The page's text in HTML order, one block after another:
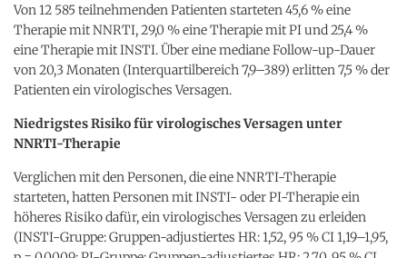
Von 12 585 teilnehmenden Patienten starteten 45,6 % eine
Therapie mit NNRTI, 29,0 % eine Therapie mit PI und 25,4 %
eine Therapie mit INSTI. Über eine mediane Follow-up-Dauer
von 20,3 Monaten (Interquartilbereich 7,9–389) erlitten 7,5 % der
Patienten ein virologisches Versagen.
Niedrigstes Risiko für virologisches Versagen unter
NNRTI-Therapie
Verglichen mit den Personen, die eine NNRTI-Therapie
starteten, hatten Personen mit INSTI- oder PI-Therapie ein
höheres Risiko dafür, ein virologisches Versagen zu erleiden
(INSTI-Gruppe: Gruppen-adjustiertes HR: 1,52, 95 % CI 1,19–1,95,